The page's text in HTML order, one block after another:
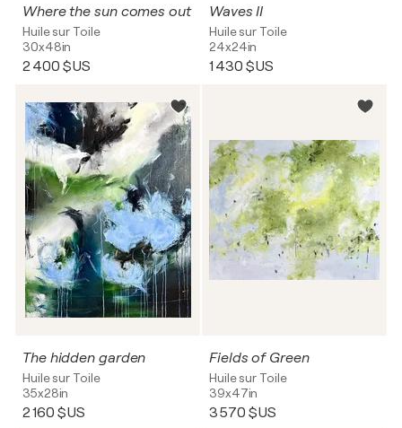
Where the sun comes out
Huile sur Toile
30x48in
2 400 $US
Waves II
Huile sur Toile
24x24in
1 430 $US
The hidden garden
Huile sur Toile
35x28in
2 160 $US
Fields of Green
Huile sur Toile
39x47in
3 570 $US